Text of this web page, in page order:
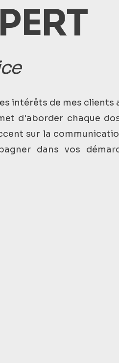
intérêts de mes clients
d'aborder chaque
sur la
dans vos